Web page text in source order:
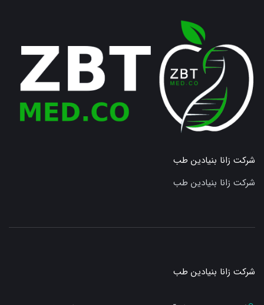
شرکت زانا بنیادین طب
شرکت زانا بنیادین طب
شرکت زانا بنیادین طب